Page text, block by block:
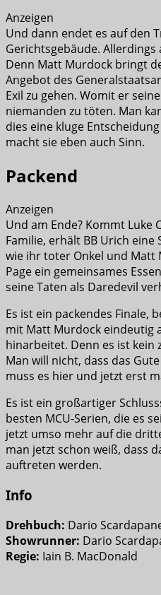
Anzeigen
Und dann endet es auf den
Gerichtsgebäude. Allerdings
Denn Matt Murdock bringt
Angebot des
Exil zu gehen. Womit er
niemanden zu töten. Man
dies eine kluge
macht sie eben auch Sinn.
Packend
Anzeigen
Und am Ende? Kommt Luke
Familie, erhält BB Urich
wie ihr toter Onkel und Matt
Page ein gemeinsames
seine Taten als Daredevil
Es ist ein packendes Finale,
mit Matt Murdock eindeutig
hinarbeitet. Denn es ist kein
Man will nicht, dass das
muss es hier und jetzt erst
Es ist ein großartiger
besten MCU-Serien, die es
jetzt umso mehr auf die
man jetzt schon weiß, dass
auftreten werden.
Info
Drehbuch: Dario
Showrunner: Dario
Regie: Iain B. MacDonald